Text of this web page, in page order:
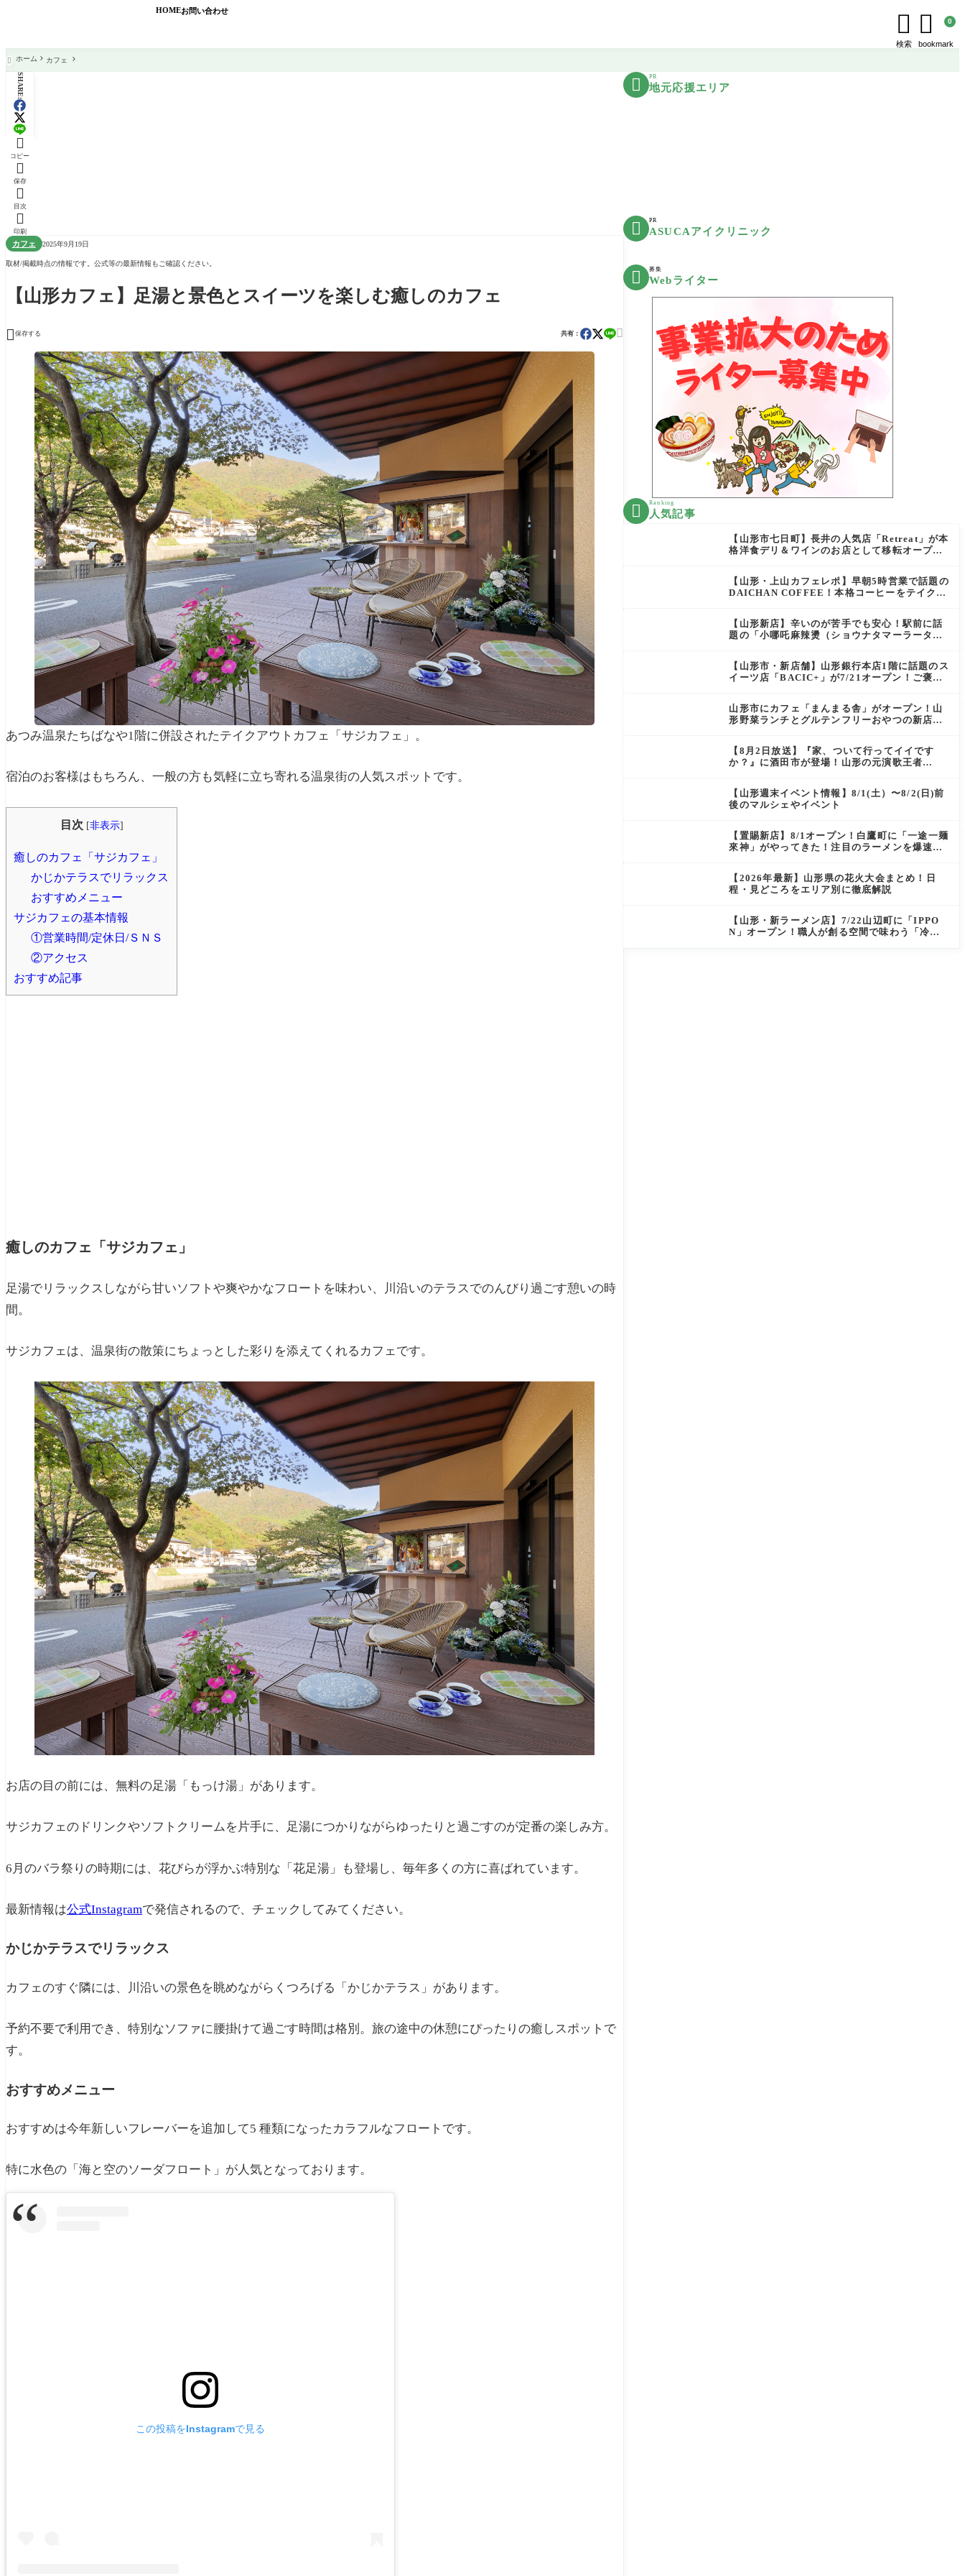
HOMEお問い合わせ 
検索
 0
bookmark
 ホーム カフェ
SHARE:

コピー

保存

目次

印刷
カフェ 2025年9月19日
取材/掲載時点の情報です。公式等の最新情報もご確認ください。
【山形カフェ】足湯と景色とスイーツを楽しむ癒しのカフェ
 保存する 共有： 
あつみ温泉たちばなや1階に併設されたテイクアウトカフェ「サジカフェ」。
宿泊のお客様はもちろん、一般の方も気軽に立ち寄れる温泉街の人気スポットです。
目次 [非表示]
癒しのカフェ「サジカフェ」
かじかテラスでリラックス
おすすめメニュー
サジカフェの基本情報
①営業時間/定休日/ＳＮＳ
②アクセス
おすすめ記事
癒しのカフェ「サジカフェ」
足湯でリラックスしながら甘いソフトや爽やかなフロートを味わい、川沿いのテラスでのんびり過ごす憩いの時
間。
サジカフェは、温泉街の散策にちょっとした彩りを添えてくれるカフェです。
お店の目の前には、無料の足湯「もっけ湯」があります。
サジカフェのドリンクやソフトクリームを片手に、足湯につかりながらゆったりと過ごすのが定番の楽しみ方。
6月のバラ祭りの時期には、花びらが浮かぶ特別な「花足湯」も登場し、毎年多くの方に喜ばれています。
最新情報は公式Instagramで発信されるので、チェックしてみてください。
かじかテラスでリラックス
カフェのすぐ隣には、川沿いの景色を眺めながらくつろげる「かじかテラス」があります。
予約不要で利用でき、特別なソファに腰掛けて過ごす時間は格別。旅の途中の休憩にぴったりの癒しスポットで
す。
おすすめメニュー
おすすめは今年新しいフレーバーを追加して5 種類になったカラフルなフロートです。
特に水色の「海と空のソーダフロート」が人気となっております。
この投稿をInstagramで見る
 PR
地元応援エリア
 PR
ASUCAアイクリニック
 募集
Webライター
 Ranking
人気記事
【山形市七日町】長井の人気店「Retreat」が本
格洋食デリ＆ワインのお店として移転オープン
【山形・上山カフェレポ】早朝5時営業で話題の
DAICHAN COFFEE！本格コーヒーをテイクア
【山形新店】辛いのが苦手でも安心！駅前に話
題の「小哪吒麻辣燙（ショウナタマーラータ
【山形市・新店舗】山形銀行本店1階に話題のス
イーツ店「BACIC+」が7/21オープン！ご褒美
山形市にカフェ「まんまる舎」がオープン！山
形野菜ランチとグルテンフリーおやつの新店情
【8月2日放送】『家、ついて行ってイイです
か？』に酒田市が登場！山形の元演歌王者
【山形週末イベント情報】8/1(土）〜8/2(日)前
後のマルシェやイベント
【置賜新店】8/1オープン！白鷹町に「一途一麺
來神」がやってきた！注目のラーメンを爆速実
【2026年最新】山形県の花火大会まとめ！日
程・見どころをエリア別に徹底解説
【山形・新ラーメン店】7/22山辺町に「IPPO
N」オープン！職人が創る空間で味わう「冷た